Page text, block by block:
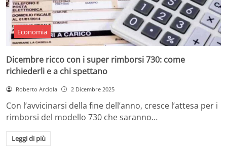
Economia
Dicembre ricco con i super rimborsi 730: come
richiederli e a chi spettano
Roberto Arciola 2 Dicembre 2025
Con l’avvicinarsi della fine dell’anno, cresce l’attesa per i
rimborsi del modello 730 che saranno…
Leggi di più